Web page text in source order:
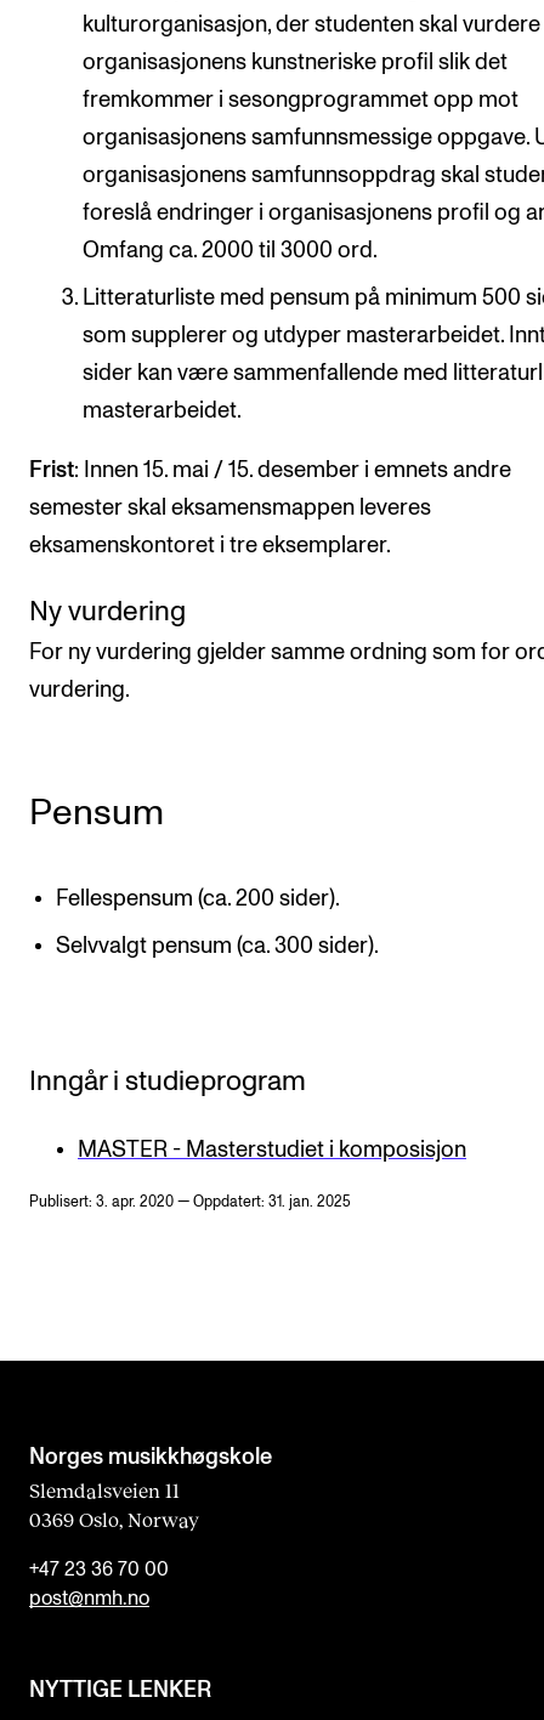
kulturorganisasjon, der studenten skal vurdere
organisasjonens kunstneriske profil slik det
fremkommer i sesongprogrammet opp mot
organisasjonens samfunnsmessige oppgave.
organisasjonens samfunnsoppdrag skal
foreslå endringer i organisasjonens profil og
Omfang ca. 2000 til 3000 ord.
Litteraturliste med pensum på minimum 500
som supplerer og utdyper masterarbeidet.
sider kan være sammenfallende med
masterarbeidet.
Frist: Innen 15. mai / 15. desember i emnets andre
semester skal eksamensmappen leveres
eksamenskontoret i tre eksemplarer.
Ny vurdering
For ny vurdering gjelder samme ordning som for
vurdering.
Pensum
Fellespensum (ca. 200 sider).
Selvvalgt pensum (ca. 300 sider).
Inngår i studieprogram
MASTER - Masterstudiet i komposisjon
Publisert: 3. apr. 2020 — Oppdatert: 31. jan. 2025
Norges musikk­høgskole
Slemdalsveien 11
0369 Oslo, Norway
+47 23 36 70 00
post@nmh.no
NYTTIGE LENKER